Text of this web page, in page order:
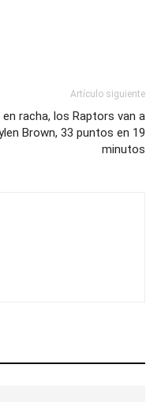
Artículo siguiente
racha, los Raptors van a
Brown, 33 puntos en 19
minutos